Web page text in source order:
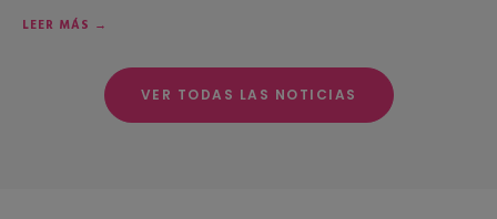
LEER MÁS →
VER TODAS LAS NOTICIAS